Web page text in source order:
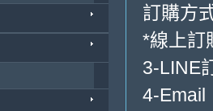
訂購方
*線上訂
3-LINE
4-Email